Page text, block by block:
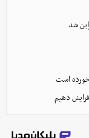
شد
است
دهیم